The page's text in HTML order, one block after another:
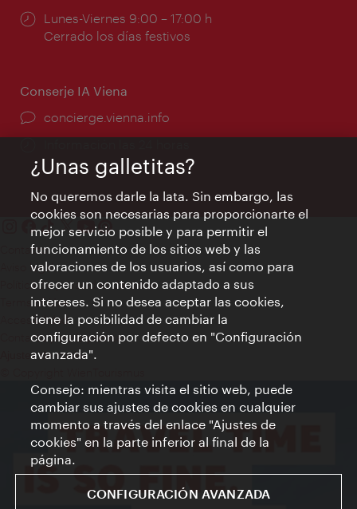
Horarios
de
Lunes-Viernes 9:00 – 17:00 h
Cerrado los días festivos
Conserje IA Viena
concierge.vienna.info
Contacto
Aviso legal
Política de privacidad de datos
Terms of Use
Accesibilidad
Contacto para la prensa
Ajustes de cookie
¿Unas galletitas?
No queremos darle la lata. Sin embargo, las
cookies son necesarias para proporcionarte el
mejor servicio posible y para permitir el
funcionamiento de los sitios web y las
valoraciones de los usuarios, así como para
ofrecer un contenido adaptado a sus
intereses. Si no desea aceptar las cookies,
tiene la posibilidad de cambiar la
configuración por defecto en "Configuración
avanzada".
Consejo: mientras visita el sitio web, puede
cambiar sus ajustes de cookies en cualquier
momento a través del enlace "Ajustes de
cookies" en la parte inferior al final de la
página.
CONFIGURACIÓN AVANZADA